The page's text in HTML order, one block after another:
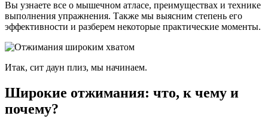
Вы узнаете все о мышечном атласе, преимуществах и технике
выполнения упражнения. Также мы выясним степень его
эффективности и разберем некоторые практические моменты.
Итак, сит даун плиз, мы начинаем.
Широкие отжимания: что, к чему и
почему?